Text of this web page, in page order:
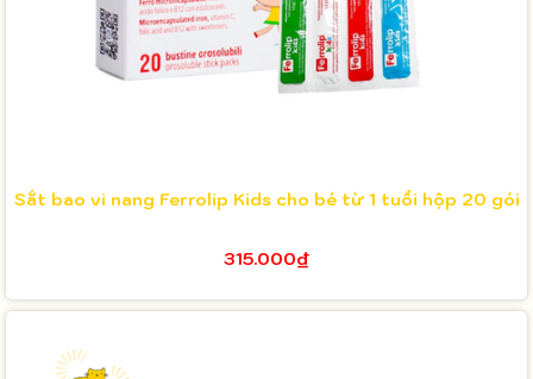
Sắt bao vi nang Ferrolip Kids cho bé từ 1 tuổi hộp 20 gói
315.000₫